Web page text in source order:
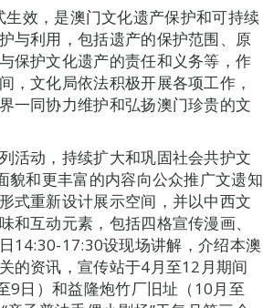
效，是澳门文化遗产保护和可持续
与利用，包括遗产的保护范围、原
保护文化遗产的责任和义务等，作
，文化局依法积极开展各项工作，
一同协力维护和弘扬澳门珍贵的文
活动，持续扩大和巩固社会共护文
貌和更丰富的内容向公众推广文遗知
式重新设计展示空间，并以中西文
互动元素，包括四格宣传漫画、
14:30-17:30设现场讲解，介绍本澳
的资讯，宣传站于4月至12月期间
9日）和益隆炮竹厂旧址（10月至